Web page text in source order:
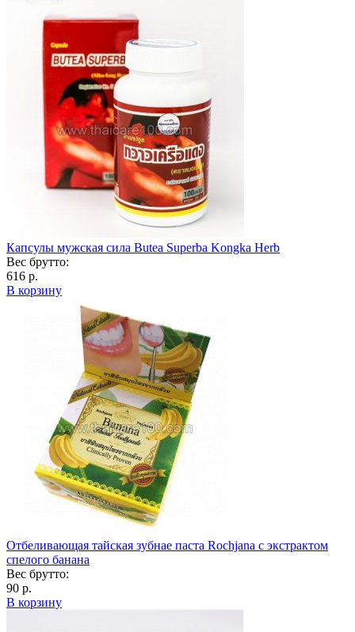
Капсулы мужская сила Butea Superba Kongka Herb
Вес брутто:
616 р.
В корзину
Отбеливающая тайская зубнае паста Rochjana с экстрактом
спелого банана
Вес брутто:
90 р.
В корзину